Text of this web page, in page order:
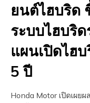
ยนต์ไฮบริด
ระบบไฮบริ
แผนเปิดไฮ
5 ปี
Honda Motor เปิดเผย